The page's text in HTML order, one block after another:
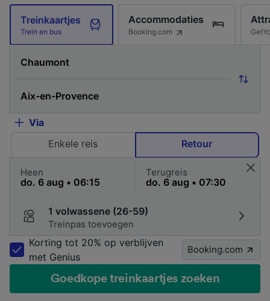
Treinkaartjes
Trein en bus
Accommodaties
Booking.com
Via
Enkele reis
Retour
Heen Terugreis
1 volwassene (26-59)
Treinpas toevoegen
Korting tot 20% op verblijven
met Genius
Booking.com
Goedkope treinkaartjes zoeken